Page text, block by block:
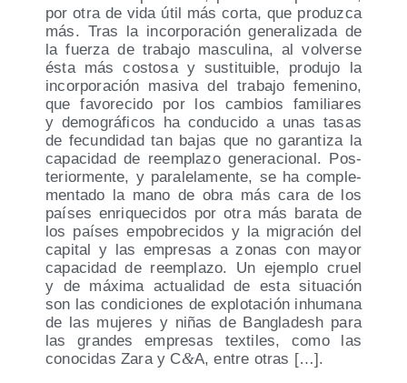
por otra de vida útil más cor­ta, que pro­duz­ca
más. Tras la incor­po­ra­ción gene­ra­li­za­da de
la fuer­za de tra­ba­jo mas­cu­li­na, al vol­ver­se
ésta más cos­to­sa y sus­ti­tui­ble, pro­du­jo la
incor­po­ra­ción masi­va del tra­ba­jo feme­nino,
que favo­re­ci­do por los cam­bios fami­lia­res
y demo­grá­fi­cos ha con­du­ci­do a unas tasas
de fecun­di­dad tan bajas que no garan­ti­za la
capa­ci­dad de reem­pla­zo gene­ra­cio­nal. Pos­
te­rior­men­te, y para­le­la­men­te, se ha com­ple­
men­ta­do la mano de obra más cara de los
paí­ses enri­que­ci­dos por otra más bara­ta de
los paí­ses empo­bre­ci­dos y la migra­ción del
capi­tal y las empre­sas a zonas con mayor
capa­ci­dad de reem­pla­zo. Un ejem­plo cruel
y de máxi­ma actua­li­dad de esta situa­ción
son las con­di­cio­nes de explo­ta­ción inhu­ma­na
de las muje­res y niñas de Ban­gla­desh para
las gran­des empre­sas tex­ti­les, como las
cono­ci­das Zara y C&A, entre otras […].